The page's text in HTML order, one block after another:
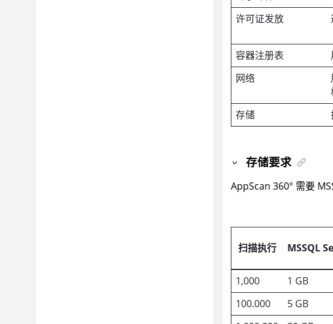
许可证发放
容器注册表
网络
存储
存储要求
AppScan 360° 需要
扫描执行 MSSQL
1,000 1 GB
100.000
5 GB